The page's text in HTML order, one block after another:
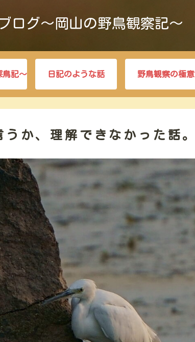
ログ～岡山の野鳥観察記～
鳥記～ 日記のような話 野鳥観察の極意
か、理解できなかった話。